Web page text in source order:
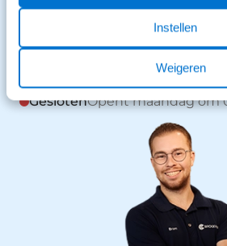
Instellen
Weigeren
Stuur een WhatsApp
GeslotenOpent maandag om